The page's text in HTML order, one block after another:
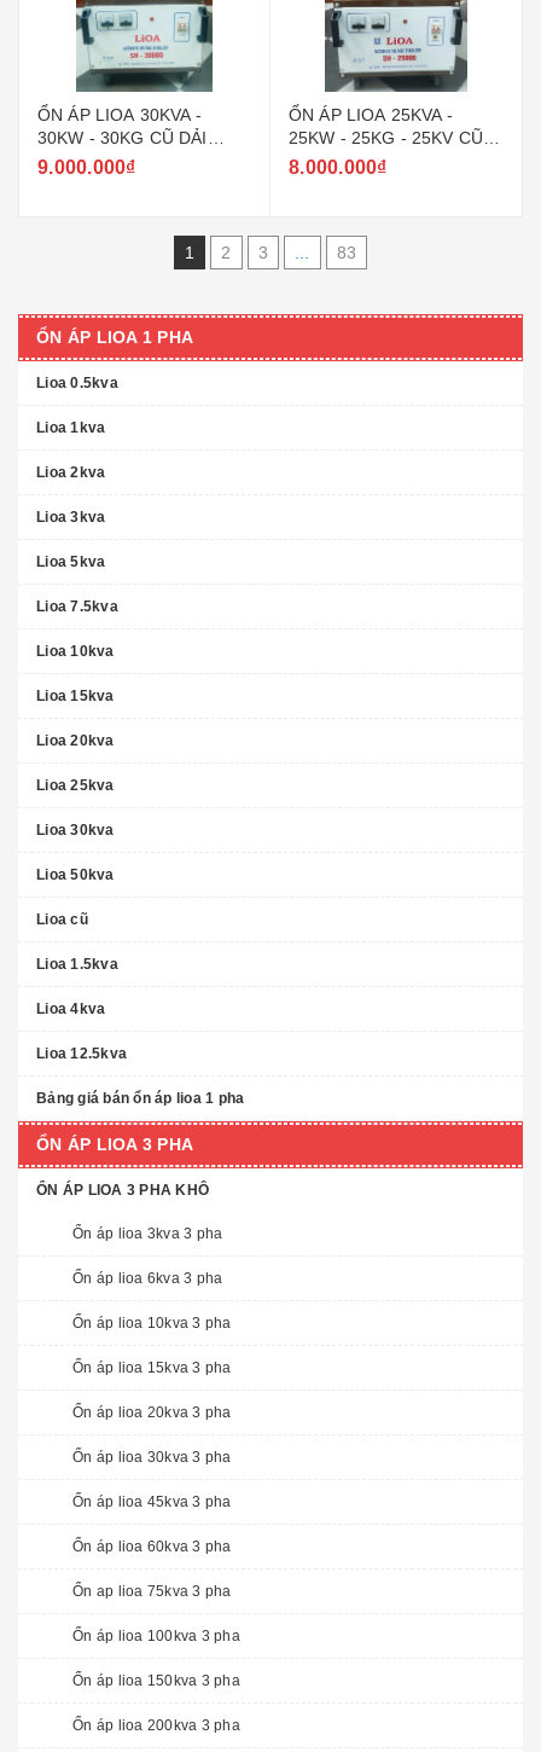
ỔN ÁP LIOA 30KVA -
30KW - 30KG CŨ DẢI
150V ~ 250V MODEL SH -
9.000.000₫
ỔN ÁP LIOA 25KVA -
25KW - 25KG - 25KV CŨ
DẢI 150V ~ 250V MODEL
8.000.000₫
1 2 3 83
ỔN ÁP LIOA 1 PHA
Lioa 0.5kva
Lioa 1kva
Lioa 2kva
Lioa 3kva
Lioa 5kva
Lioa 7.5kva
Lioa 10kva
Lioa 15kva
Lioa 20kva
Lioa 25kva
Lioa 30kva
Lioa 50kva
Lioa cũ
Lioa 1.5kva
Lioa 4kva
Lioa 12.5kva
Bảng giá bán ổn áp lioa 1 pha
ỔN ÁP LIOA 3 PHA
ỔN ÁP LIOA 3 PHA KHÔ
Ổn áp lioa 3kva 3 pha
Ổn áp lioa 6kva 3 pha
Ổn áp lioa 10kva 3 pha
Ổn áp lioa 15kva 3 pha
Ổn áp lioa 20kva 3 pha
Ổn áp lioa 30kva 3 pha
Ổn áp lioa 45kva 3 pha
Ổn áp lioa 60kva 3 pha
Ổn ap lioa 75kva 3 pha
Ổn áp lioa 100kva 3 pha
Ổn áp lioa 150kva 3 pha
Ổn áp lioa 200kva 3 pha